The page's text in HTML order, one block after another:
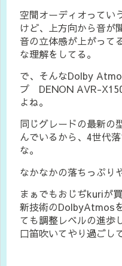
空間オーディオってい
けど、上方向から音が
音の立体感が上がって
な理解をしてる。
で、そんなDolby
プ DENON AVR-
よね。
同じグレードの最新の
んでいるから、4世代
な。
なかなかの落ちっぷり
まぁでもおじぢkuriが
新技術のDolbyAtmos
ても調整レベルの進歩
口笛吹いてやり過ごし